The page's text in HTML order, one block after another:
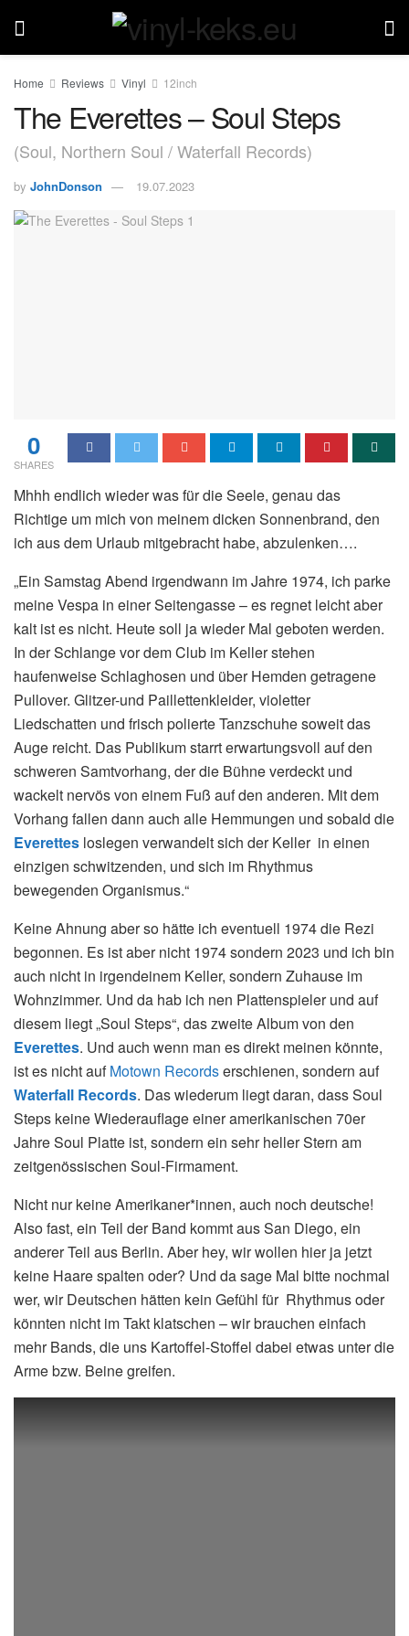
Home Reviews Vinyl 12inch
The Everettes – Soul Steps
(Soul, Northern Soul / Waterfall Records)
by JohnDonson 19.07.2023
0
SHARES
Mhhh endlich wieder was für die Seele, genau das
Richtige um mich von meinem dicken Sonnenbrand, den
ich aus dem Urlaub mitgebracht habe, abzulenken….
„Ein Samstag Abend irgendwann im Jahre 1974, ich parke
meine Vespa in einer Seitengasse – es regnet leicht aber
kalt ist es nicht. Heute soll ja wieder Mal geboten werden.
In der Schlange vor dem Club im Keller stehen
haufenweise Schlaghosen und über Hemden getragene
Pullover. Glitzer-und Paillettenkleider, violetter
Liedschatten und frisch polierte Tanzschuhe soweit das
Auge reicht. Das Publikum starrt erwartungsvoll auf den
schweren Samtvorhang, der die Bühne verdeckt und
wackelt nervös von einem Fuß auf den anderen. Mit dem
Vorhang fallen dann auch alle Hemmungen und sobald die
Everettes loslegen verwandelt sich der Keller in einen
einzigen schwitzenden, und sich im Rhythmus
bewegenden Organismus.“
Keine Ahnung aber so hätte ich eventuell 1974 die Rezi
begonnen. Es ist aber nicht 1974 sondern 2023 und ich bin
auch nicht in irgendeinem Keller, sondern Zuhause im
Wohnzimmer. Und da hab ich nen Plattenspieler und auf
diesem liegt „Soul Steps“, das zweite Album von den
Everettes. Und auch wenn man es direkt meinen könnte,
ist es nicht aufMotown Recordserschienen, sondern auf
Waterfall Records. Das wiederum liegt daran, dass Soul
Steps keine Wiederauflage einer amerikanischen 70er
Jahre Soul Platte ist, sondern ein sehr heller Stern am
zeitgenössischen Soul-Firmament.
Nicht nur keine Amerikaner*innen, auch noch deutsche!
Also fast, ein Teil der Band kommt aus San Diego, ein
anderer Teil aus Berlin. Aber hey, wir wollen hier ja jetzt
keine Haare spalten oder? Und da sage Mal bitte nochmal
wer, wir Deutschen hätten kein Gefühl für Rhythmus oder
könnten nicht im Takt klatschen – wir brauchen einfach
mehr Bands, die uns Kartoffel-Stoffel dabei etwas unter die
Arme bzw. Beine greifen.